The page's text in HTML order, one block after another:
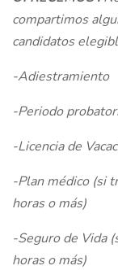
compartimos
candidatos
-Adiestramiento
-Periodo
-Licencia de
-Plan médico (si
horas o más)
-Seguro de Vida
horas o más)